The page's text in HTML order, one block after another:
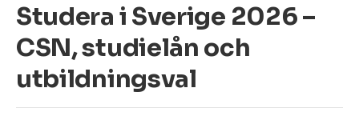
Studera i Sverige 2026 –
CSN, studielån och
utbildningsval